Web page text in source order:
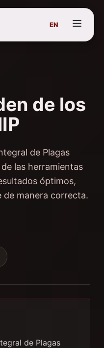
EN
de los
de Plagas
las herramientas
óptimos,
de manera correcta.
de Plagas